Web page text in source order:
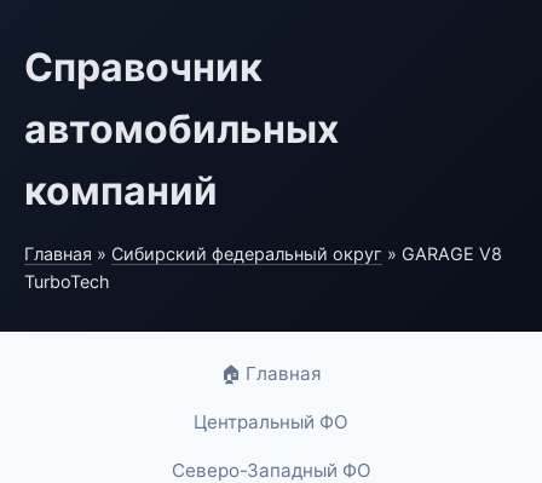
Справочник
автомобильных
компаний
Главная » Сибирский федеральный округ » GARAGE V8
TurboTech
🏠 Главная
Центральный ФО
Северо-Западный ФО